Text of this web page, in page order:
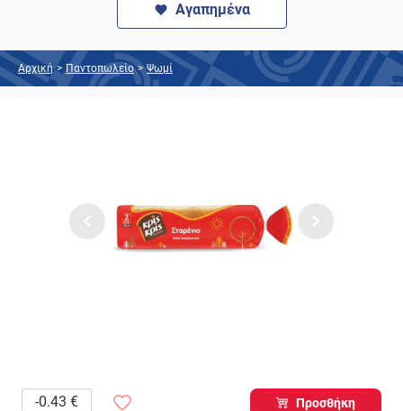
Αγαπημένα
Αρχική > Παντοπωλείο > Ψωμί
-0.43 € Προσθήκη